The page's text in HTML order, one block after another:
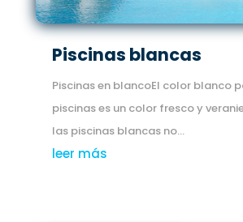
Piscinas blancas
Piscinas en blancoEl color blanco
piscinas es un color fresco y
las piscinas blancas no...
leer más